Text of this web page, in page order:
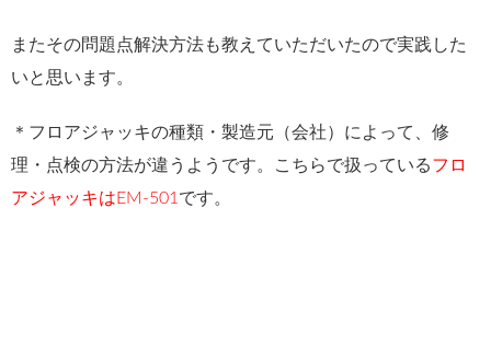
またその問題点解決方法も教えていただいたので実践した
いと思います。
＊フロアジャッキの種類・製造元（会社）によって、修
理・点検の方法が違うようです。こちらで扱っているフロ
アジャッキはEM-501 です。